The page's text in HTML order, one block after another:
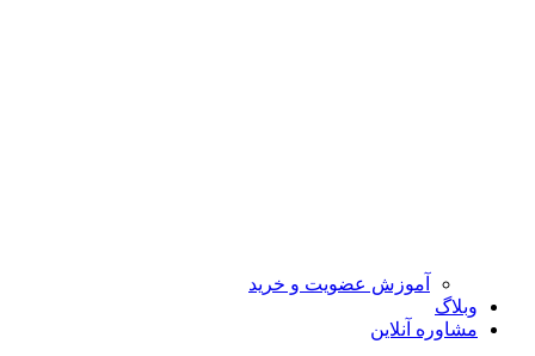
آموزش عضویت و خرید
وبلاگ
مشاوره آنلاین